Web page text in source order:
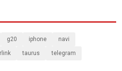
g20 iphone navi
taurus telegram